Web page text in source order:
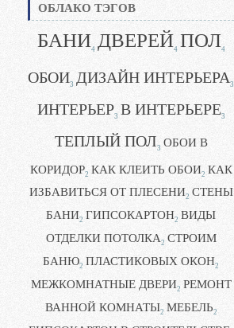
ОБЛАКО ТЭГОВ
БАНИ4 ДВЕРЕЙ4 ПОЛ4
ОБОИ3 ДИЗАЙН ИНТЕРЬЕРА3
ИНТЕРЬЕР3 В ИНТЕРЬЕРЕ3
ТЕПЛЫЙ ПОЛ3 ОБОИ В
КОРИДОР2 КАК КЛЕИТЬ ОБОИ2 КАК
ИЗБАВИТЬСЯ ОТ ПЛЕСЕНИ2 СТЕНЫ
БАНИ2 ГИПСОКАРТОН2 ВИДЫ
ОТДЕЛКИ ПОТОЛКА2 СТРОИМ
БАНЮ2 ПЛАСТИКОВЫХ ОКОН2
МЕЖКОМНАТНЫЕ ДВЕРИ2 РЕМОНТ
ВАННОЙ КОМНАТЫ2 МЕБЕЛЬ2